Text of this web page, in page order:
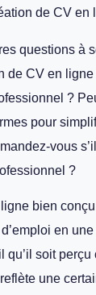
questions à
de CV en
?
pour
vous
?
bien
en
qu’il soit
une